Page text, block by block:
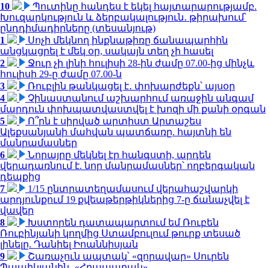
10
Պուտինը հանդես է եկել հայտարարությամբ.
Խուզարկություն և ձերբակալություն․ թիրախում՝
ընդդիմադիրները (տեսանյութ)
1
Սոչի մեկնող ինքնաթիռը ճանապարհին
անցկացրել է մեկ օր, սակայն տեղ չի հասել
2
Ջուր չի լինի հուլիսի 28-ին ժամը 07.00-ից մինչև
հուլիսի 29-ը ժամը 07.00-ն
3
Ռուբլին թանկացել է․ փոխարժեքն՝ այսօր
4
Չինաստանում աշխարհում առաջին անգամ
մարդուն փոխպատվաստվել է խոզի մի քանի օրգան
5
Ո՞րն է սիրված արտիստ Արտաշես
Ալեքսանյանի մահվան պատճառը. հայտնի են
մանրամասներ
6
Նորայրը մեկնել էր հանգստի, արդեն
վերադառնում է. նոր մանրամասներ՝ ողբերգական
դեպքից
7
1/15 ընտրատեղամասում վերահաշվարկի
արդյունքում 19 քվեաթերթիկներից 7-ը ճանաչվել է
վավեր
8
Խստորեն դատապարտում եմ Ռուբեն
Ռուբինյանի կողմից Ստամբուլում թուրք տեսած
լինելը. Դանիել Իոաննիսյան
9
Շառաչուն ապտակ՝ «զորավար» Սուրեն